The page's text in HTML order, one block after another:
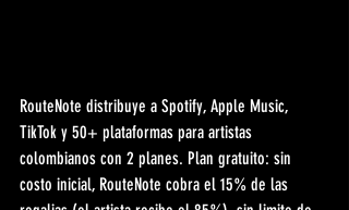
RouteNote distribuye a Spotify, Apple Music,
TikTok y 50+ plataformas para artistas
colombianos con 2 planes. Plan gratuito: sin
costo inicial, RouteNote cobra el 15% de las